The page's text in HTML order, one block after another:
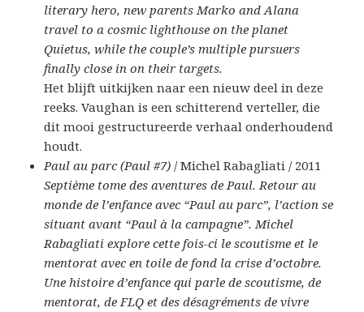
literary hero, new parents Marko and Alana
travel to a cosmic lighthouse on the planet
Quietus, while the couple’s multiple pursuers
finally close in on their targets.
Het blijft uitkijken naar een nieuw deel in deze
reeks. Vaughan is een schitterend verteller, die
dit mooi gestructureerde verhaal onderhoudend
houdt.
Paul au parc (Paul #7) / Michel Rabagliati / 2011
Septième tome des aventures de Paul. Retour au
monde de l’enfance avec “Paul au parc”, l’action se
situant avant “Paul à la campagne”. Michel
Rabagliati explore cette fois-ci le scoutisme et le
mentorat avec en toile de fond la crise d’octobre.
Une histoire d’enfance qui parle de scoutisme, de
mentorat, de FLQ et des désagréments de vivre